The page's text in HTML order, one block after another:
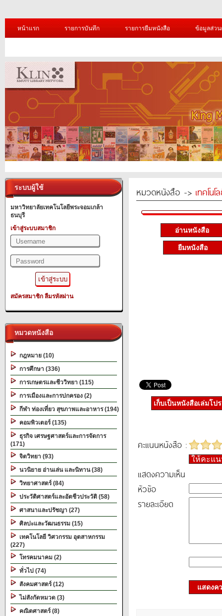
หน้าแรก รายการบันทึก รายการยืมหนังสือ ข้อมูลส่ว
ระบบผู้ใช้
มหาวิทยาลัยเทคโนโลยีพระจอมเกล้า
ธนบุรี
เข้าสู่ระบบสมาชิก
สมัครสมาชิก ลืมรหัสผ่าน
หมวดหนังสือ
กฎหมาย (10)
การศึกษา (336)
การเกษตรและชีววิทยา (115)
การเมืองและการปกครอง (2)
กีฬา ท่องเที่ยว สุขภาพและอาหาร (194)
คอมพิวเตอร์ (135)
ธุรกิจ เศรษฐศาสตร์และการจัดการ
(171)
จิตวิทยา (93)
นวนิยาย อ่านเล่น และนิทาน (38)
วิทยาศาสตร์ (84)
ประวัติศาสตร์และอัตชีวประวัติ (58)
ศาสนาและปรัชญา (27)
ศิลปะและวัฒนธรรม (15)
เทคโนโลยี วิศวกรรม อุตสาหกรรม
(227)
โทรคมนาคม (2)
ทั่วไป (74)
สังคมศาสตร์ (12)
ไม่สังกัดหมวด (3)
คณิตศาสตร์ (8)
หมวดหนังสือ -> เทคโน
อ่านหนังสือ
ยืมหนังสือ
เก็บเป็นหนังสือเล่มโป
คะแนนหนังสือ :
ให้คะแ
แสดงความเห็น
หัวข้อ
รายละเอียด
แสดงค